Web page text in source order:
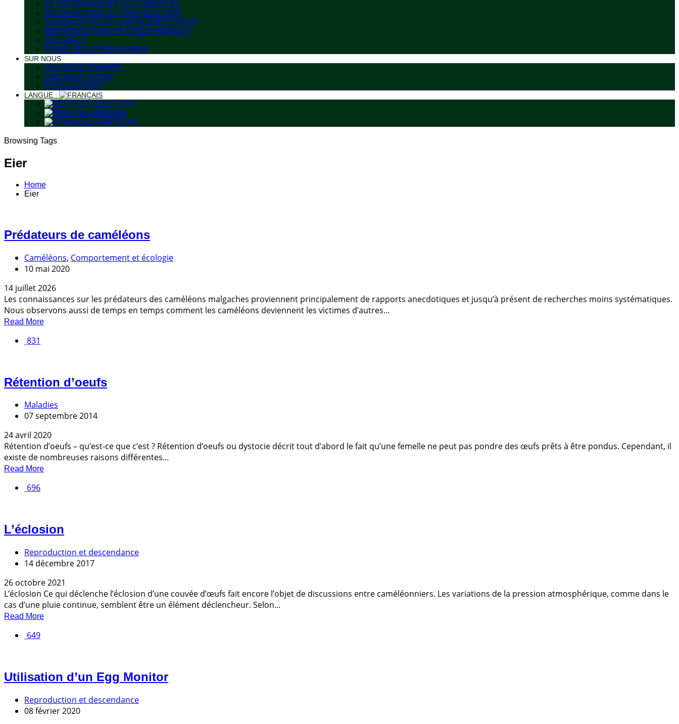
LE TERRARIUM ET LE CAMÉLÉON
INSTRUCTIONS À CONSTRUCTION
ALIMENTATION ET SUPPLEMENTATION
REPRODUCTION ET DESCENDANCE
MALADIES
POUR LES VÉTÉRINAIRES
SUR NOUS
QUI NOUS SOMMES
PRÉSENTATIONS
PUBLICATIONS
LANGUE :
DEUTSCH
ENGLISH
FRANÇAIS
Browsing Tags
Eier
Home
Eier
Prédateurs de caméléons
Caméléons, Comportement et écologie
10 mai 2020
14 juillet 2026
Les connaissances sur les prédateurs des caméléons malgaches proviennent principalement de rapports anecdotiques et jusqu’à présent de recherches moins systématiques.
Nous observons aussi de temps en temps comment les caméléons deviennent les victimes d’autres...
Read More
831
Rétention d’oeufs
Maladies
07 septembre 2014
24 avril 2020
Rétention d’oeufs – qu’est-ce que c’est ? Rétention d’oeufs ou dystocie décrit tout d’abord le fait qu’une femelle ne peut pas pondre des œufs prêts à être pondus. Cependant, il
existe de nombreuses raisons différentes...
Read More
696
L’éclosion
Reproduction et descendance
14 décembre 2017
26 octobre 2021
L’éclosion Ce qui déclenche l’éclosion d’une couvée d’œufs fait encore l’objet de discussions entre caméléonniers. Les variations de la pression atmosphérique, comme dans le
cas d’une pluie continue, semblent être un élément déclencheur. Selon...
Read More
649
Utilisation d’un Egg Monitor
Reproduction et descendance
08 février 2020